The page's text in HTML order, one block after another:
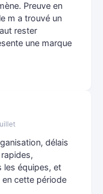
Preuve en
m a trouvé un
rester
une marque
délais
les équipes, et
cette période